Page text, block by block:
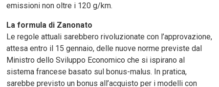
emissioni non oltre i 120 g/km.
La formula di Zanonato
Le regole attuali sarebbero rivoluzionate con l’approvazione,
attesa entro il 15 gennaio, delle nuove norme previste dal
Ministro dello Sviluppo Economico che si ispirano al
sistema francese basato sul bonus-malus. In pratica,
sarebbe previsto un bonus all’acquisto per i modelli con